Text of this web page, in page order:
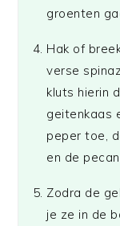
groenten
Hak of
verse
kluts hierin
geitenkaas
peper toe,
en de
Zodra de
je ze in de